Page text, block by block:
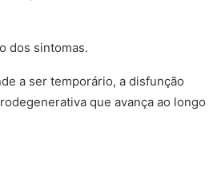
dos sintomas.
a ser temporário, a disfunção
que avança ao longo